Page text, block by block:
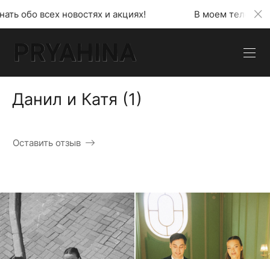
и акциях! В моем телеграмм канале можно
Данил и Катя (1)
Оставить отзыв